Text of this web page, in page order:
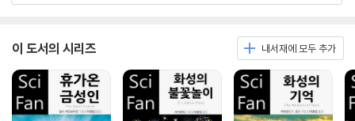
이 도서의 시리즈 내서재에 모두 추가